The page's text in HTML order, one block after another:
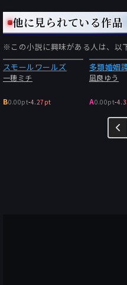
マジでそう叫びたくなって自分
『あなた』は単身赴任夫の帰
とまどいまくる女性の心理が
このもどかしさ、天下一品。
母の問いかけをテキトーに流す
娘の気持ちに200％共感しま
他に見られている作品
※この小説に興味がある人は、以
スモールワールズ
一穂ミチ
B0.00pt-4.27pt
多類婚姻
凪良ゆう
A0.00pt-